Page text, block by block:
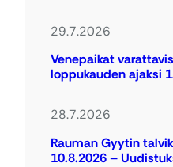
29.7.2026
Venepaikat
loppukauden ajaksi
28.7.2026
Rauman Gyytin
10.8.2026 –